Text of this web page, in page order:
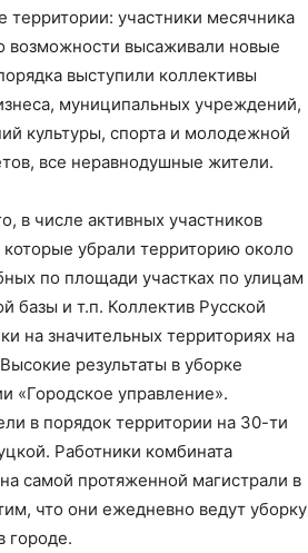
участники месячника
возможности высаживали новые
выступили коллективы
муниципальных учреждений,
культуры, спорта и молодежной
все неравнодушные жители.
в числе активных участников
убрали территорию около
по площади участках по улицам
базы и т.п. Коллектив Русской
на значительных территориях на
результаты в уборке
«Городское управление».
в порядок территории на 30-ти
Работники комбината
самой протяженной магистрали в
что они ежедневно ведут уборку
городе.